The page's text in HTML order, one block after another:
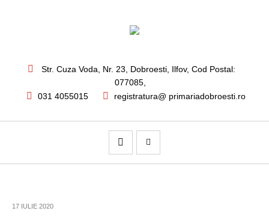
Str. Cuza Voda, Nr. 23 Dobroesti, Ilfov, Cod Postal:
077085,
031 4055015
registratura@ primariadobroesti.ro
17 IULIE 2020